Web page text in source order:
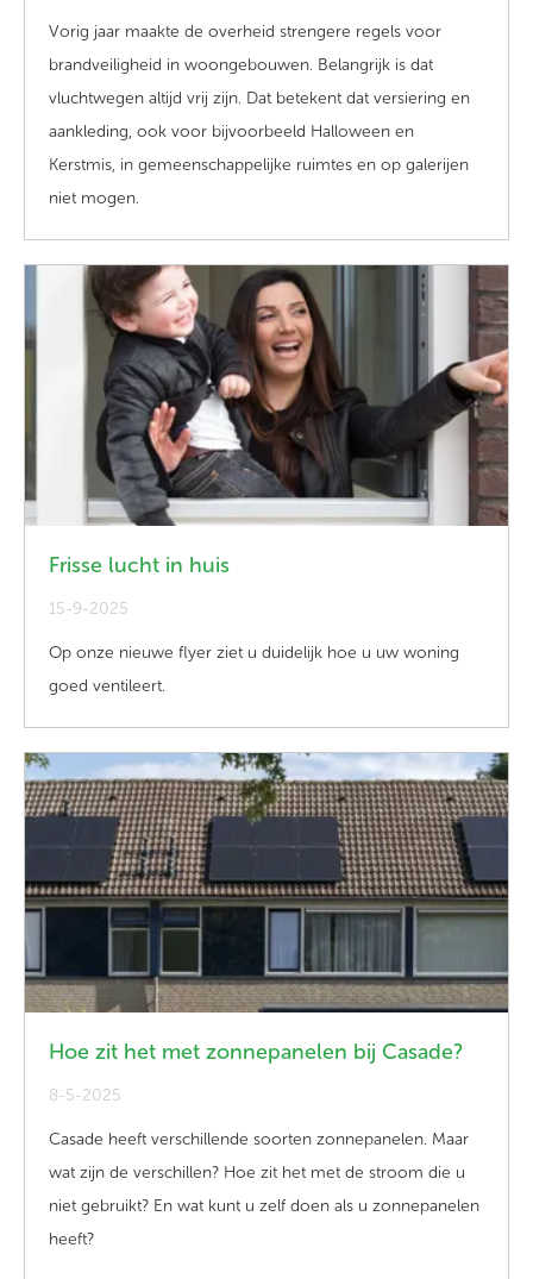
Vorig jaar maakte de overheid strengere regels voor
brandveiligheid in woongebouwen. Belangrijk is dat
vluchtwegen altijd vrij zijn. Dat betekent dat versiering en
aankleding, ook voor bijvoorbeeld Halloween en
Kerstmis, in gemeenschappelijke ruimtes en op galerijen
niet mogen.
Frisse lucht in huis
15-9-2025
Op onze nieuwe flyer ziet u duidelijk hoe u uw woning
goed ventileert.
Hoe zit het met zonnepanelen bij Casade?
8-5-2025
Casade heeft verschillende soorten zonnepanelen. Maar
wat zijn de verschillen? Hoe zit het met de stroom die u
niet gebruikt? En wat kunt u zelf doen als u zonnepanelen
heeft?